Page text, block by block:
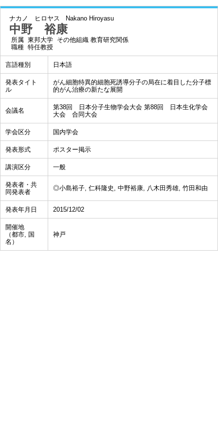
ナカノ ヒロヤス Nakano Hiroyasu
中野 裕康
所属 東邦大学 その他組織 教育研究関係
職種 特任教授
言語種別 日本語
発表タイト
ル
がん細胞特異的細胞死誘導分子の局在に着目した分子標
的がん治療の新たな展開
会議名
第38回 日本分子生物学会大会 第88回 日本生化学会
大会 合同大会
学会区分 国内学会
発表形式 ポスター掲示
講演区分 一般
発表者・共
同発表者
◎小島裕子, 仁科隆史, 中野裕康, 八木田秀雄, 竹田和由
発表年月日 2015/12/02
開催地
（都市, 国
名）
神戸